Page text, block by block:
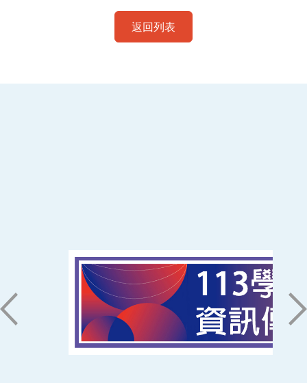
返回列表
71005 台南市永康區南台街一號
06-2533131 ext. 7101
ic@stust.edu.tw
辦公時間